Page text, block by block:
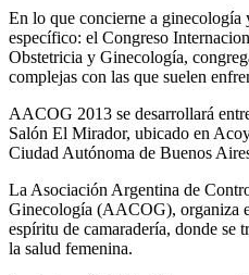
En lo que concierne a ginecología
específico: el Congreso
Obstetricia y Ginecología,
complejas con las que suelen
AACOG 2013 se desarrollará
Salón El Mirador, ubicado en
Ciudad Autónoma de Buenos
La Asociación Argentina de
Ginecología (AACOG), organiza
espíritu de camaradería, donde se
la salud femenina.